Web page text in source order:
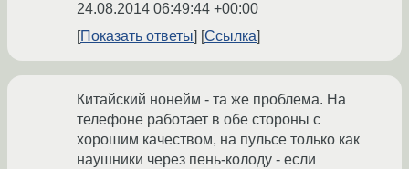
24.08.2014 06:49:44 +00:00
Показать ответы
Ссылка
Китайский нонейм - та же проблема. На
телефоне работает в обе стороны с
хорошим качеством, на пульсе только как
наушники через пень-колоду - если